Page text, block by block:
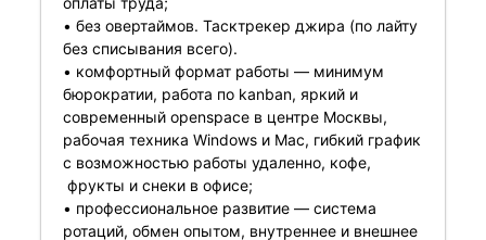
• без овертаймов. Тасктрекер джира (по лайту
без списывания всего).
• комфортный формат работы — минимум
бюрократии, работа по kanban, яркий и
современный openspace в центре Москвы,
рабочая техника Windows и Mac, гибкий график
с возможностью работы удаленно, кофе,
фрукты и снеки в офисе;
• профессиональное развитие — система
ротаций, обмен опытом, внутреннее и внешнее